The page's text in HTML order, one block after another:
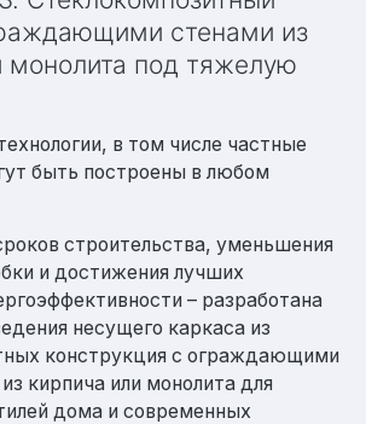
стенами из
монолита под тяжелую
в том числе частные
быть построены в любом
строительства, уменьшения
и достижения лучших
– разработана
несущего каркаса из
конструкция с ограждающими
кирпича или монолита для
дома и современных